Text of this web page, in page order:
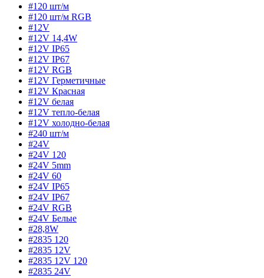
#120 шт/м
#120 шт/м RGB
#12V
#12V 14,4W
#12V IP65
#12V IP67
#12V RGB
#12V Герметичные
#12V Красная
#12V белая
#12V тепло-белая
#12V холодно-белая
#240 шт/м
#24V
#24V 120
#24V 5mm
#24V 60
#24V IP65
#24V IP67
#24V RGB
#24V Белые
#28,8W
#2835 120
#2835 12V
#2835 12V 120
#2835 24V